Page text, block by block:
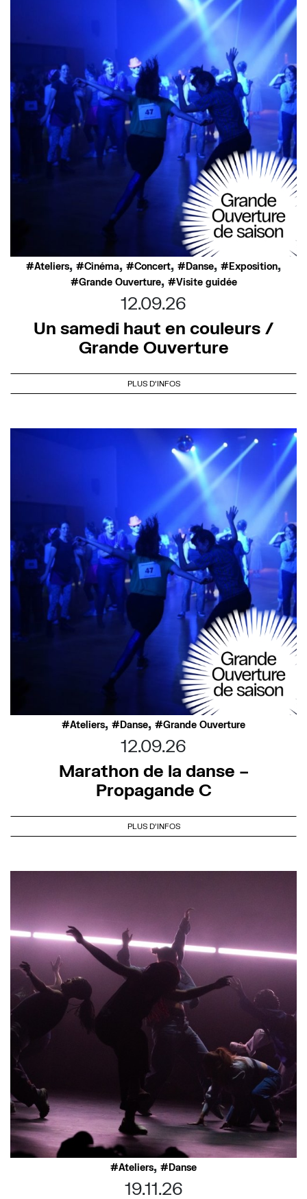
Ateliers, Cinéma, Concert, Danse, Exposition,
Grande Ouverture, Visite guidée
12.09.26
Un samedi haut en couleurs /
Grande Ouverture
PLUS D'INFOS
Ateliers, Danse, Grande Ouverture
12.09.26
Marathon de la danse –
Propagande C
PLUS D'INFOS
Ateliers, Danse
19.11.26